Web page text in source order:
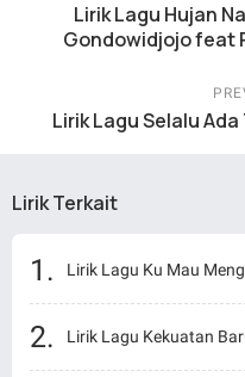
Lirik Lagu Hujan
Gondowidjojo feat
Lirik Lagu Selalu
Lirik Terkait
Lirik Lagu Ku Mau
Lirik Lagu Kekuatan